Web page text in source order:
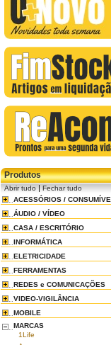
Produtos
Abrir tudo|Fechar tudo
ACESSÓRIOS /
ÁUDIO / VÍDEO
CASA / ESCRITÓRIO
INFORMÁTICA
ELETRICIDADE
FERRAMENTAS
REDES e COMUNICAÇÕES
VIDEO-VIGILÂNCIA
MOBILE
MARCAS
1Life